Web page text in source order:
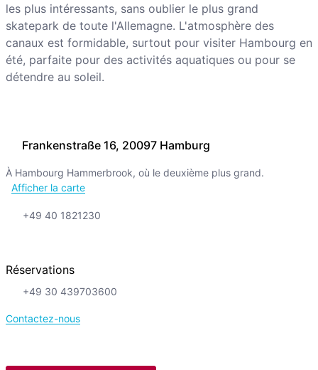
Frankenstraße 16, 20097 Hamburg
À Hambourg Hammerbrook, où le deuxième plus grand.
Afficher la carte
+49 40 1821230
Réservations
+49 30 439703600
Contactez-nous
les plus intéressants, sans oublier le plus grand
skatepark de toute l'Allemagne. L'atmosphère des
canaux est formidable, surtout pour visiter Hambourg en
été, parfaite pour des activités aquatiques ou pour se
détendre au soleil.